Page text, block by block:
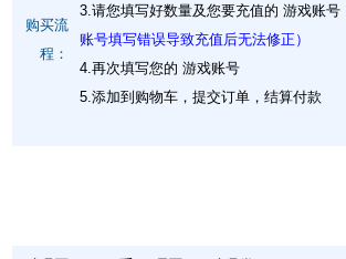
购买流
程：
3.请您填写好数量及您要充值的 游戏账号
账号填写错误导致充值后无法修正）
4.再次填写您的 游戏账号
5.添加到购物车，提交订单，结算付款